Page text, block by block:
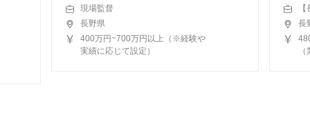
現場監督
長野県
400万円~700万円以上（※経験や
実績に応じて設定）
長